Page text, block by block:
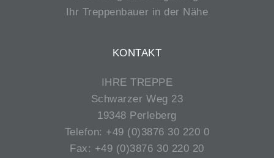
Ihr Treppenbauer in der Nähe
KONTAKT
IHRE TREPPE
Schwarzer Weg 23
19348 Perleberg
Telefon: +49 (0)3876 30 220 0
Fax: +49 (0)3876 30 220 20